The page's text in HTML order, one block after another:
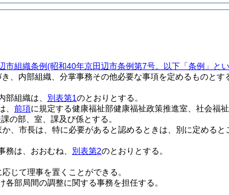
市組織条例(昭和40年京田辺市条例第7号。以下「条例」と
、内部組織、分掌事務その他必要な事項を定めるものとす
部組織は、 別表第1のとおりとする。
、 前項に規定する健康福祉部健康福祉政策推進室、社会福
の部、室、課及び係とする。
、市長は、特に必要があると認めるときは、別に定める
務は、おおむね、 別表第2のとおりとする。
じて理事を置くことができる。
各部局間の調整に関する事務を担任する。